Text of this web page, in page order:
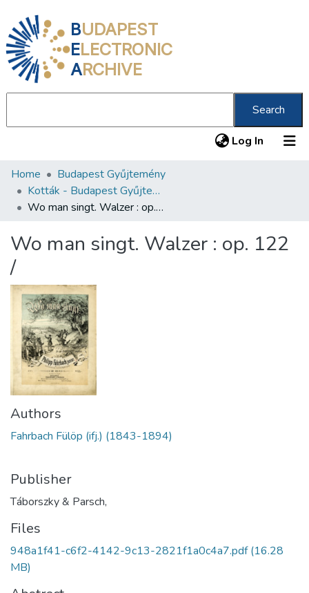
BUDAPEST
ELECTRONIC
ARCHIVE
Search
Log In (current)
Communities & Collections
All of DSpace
About us
Home
Budapest Gyűjtemény
Kották - Budapest Gyűjtemény
Wo man singt. Walzer : op. 122 /
Wo man singt. Walzer : op. 122
/
Authors
Fahrbach Fülöp (ifj.) (1843-1894)
Publisher
Táborszky & Parsch,
Files
948a1f41-c6f2-4142-9c13-2821f1a0c4a7.pdf(16.28
MB)